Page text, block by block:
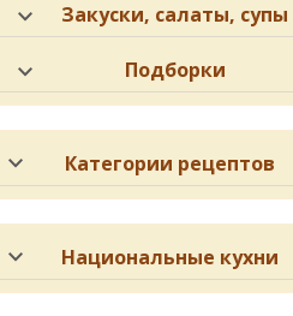
Закуски, салаты, супы
Подборки
Категории рецептов
Национальные кухни